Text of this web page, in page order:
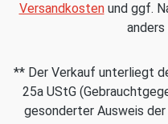
Versandkostenund ggf.
anders
** Der Verkauf unterliegt
25a UStG
gesonderter Ausweis